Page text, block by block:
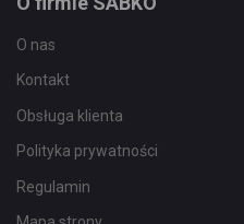
O nas
Kontakt
Obsługa klienta
Polityka prywatności
Regulamin